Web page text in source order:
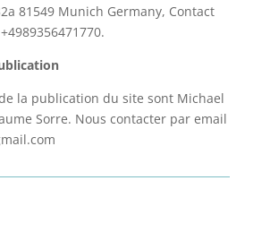
81549 Munich Germany, Contact
la publication du site sont Michael
Sorre. Nous contacter par email